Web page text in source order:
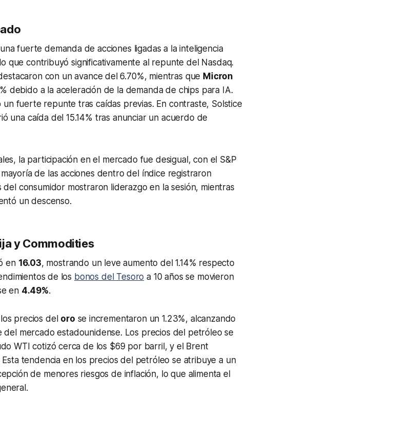
fuerte demanda de acciones ligadas a la inteligencia
que contribuyó significativamente al repunte del Nasdaq.
con un avance del 6.70%, mientras que Micron
debido a la aceleración de la demanda de chips para IA.
fuerte repunte tras caídas previas. En contraste, Solstice
una caída del 15.14% tras anunciar un acuerdo de
la participación en el mercado fue desigual, con el S&P
de las acciones dentro del índice registraron
consumidor mostraron liderazgo en la sesión, mientras
un descenso.
y Commodities
en 16.03, mostrando un leve aumento del 1.14% respecto
de los bonos del Tesoro a 10 años se movieron
en 4.49%.
precios del oro se incrementaron un 1.23%, alcanzando
del mercado estadounidense. Los precios del petróleo se
WTI cotizó cerca de los $69 por barril, y el Brent
tendencia en los precios del petróleo se atribuye a un
de menores riesgos de inflación, lo que alimenta el